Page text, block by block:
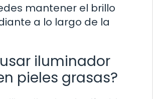
mantener el brillo
a lo largo de la
iluminador
pieles grasas?